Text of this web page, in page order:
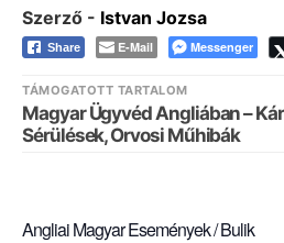
Szerző - Istvan Jozsa
Share E-Mail Messenger
TÁMOGATOTT TARTALOM
Magyar Ügyvéd Angliában –
Sérülések, Orvosi Műhibák
Angliai Magyar Események / Bulik